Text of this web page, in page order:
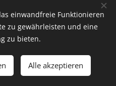
einwandfreie Funktionieren
zu gewährleisten und eine
zu bieten.
Alle akzeptieren